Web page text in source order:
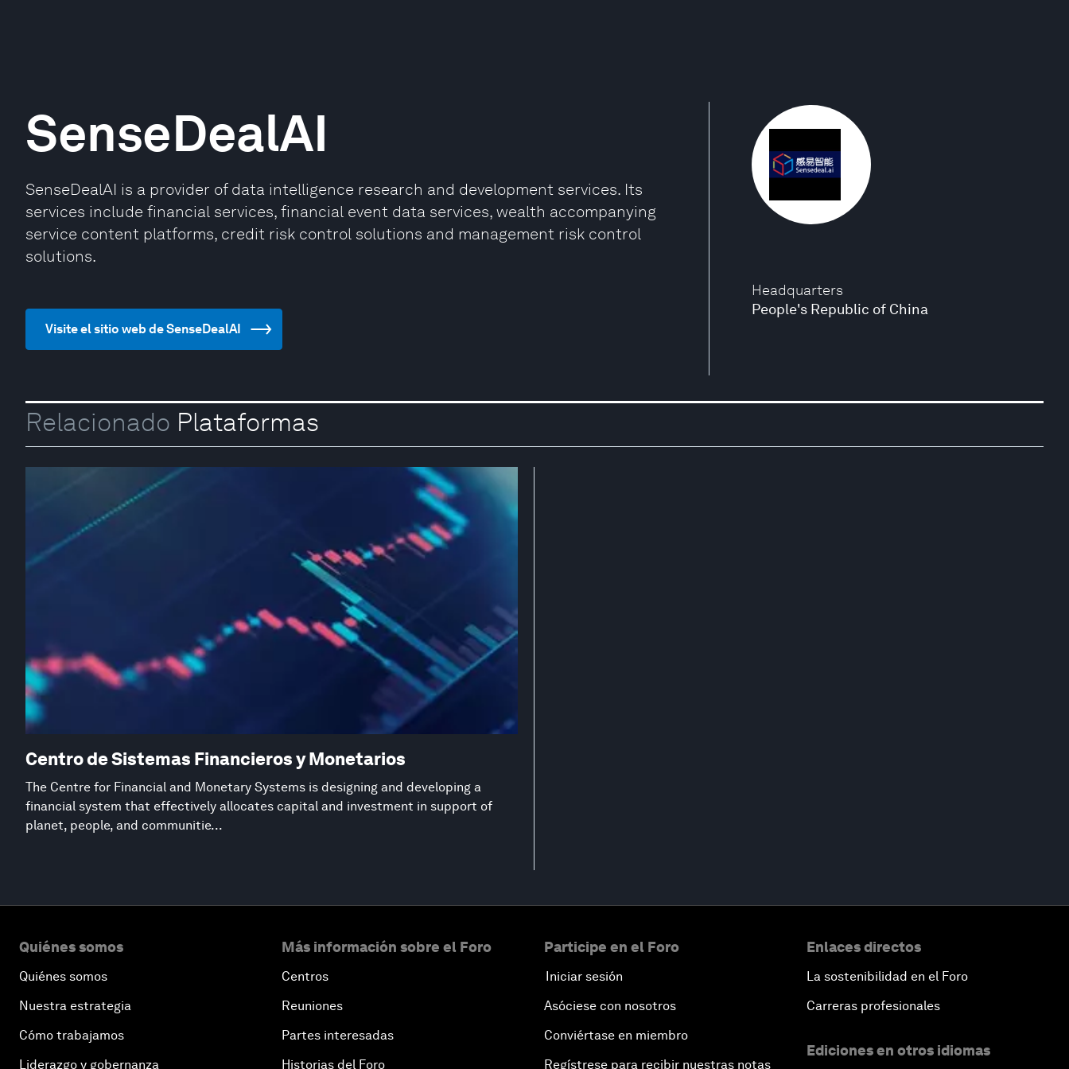
Headquarters
People's Republic of China
SenseDealAI
SenseDealAI is a provider of data intelligence research and development services. Its
services include financial services, financial event data services, wealth accompanying
service content platforms, credit risk control solutions and management risk control
solutions.
Visite el sitio web de SenseDealAI
Relacionado Plataformas
Centro de Sistemas Financieros y Monetarios
The Centre for Financial and Monetary Systems is designing and developing a
financial system that effectively allocates capital and investment in support of
planet, people, and communitie...
Quiénes somos
Quiénes somos
Nuestra estrategia
Cómo trabajamos
Liderazgo y gobernanza
Más información sobre el Foro
Centros
Reuniones
Partes interesadas
Historias del Foro
Participe en el Foro
Iniciar sesión
Asóciese con nosotros
Conviértase en miembro
Regístrese para recibir nuestras notas
Enlaces directos
La sostenibilidad en el Foro
Carreras profesionales
Ediciones en otros idiomas